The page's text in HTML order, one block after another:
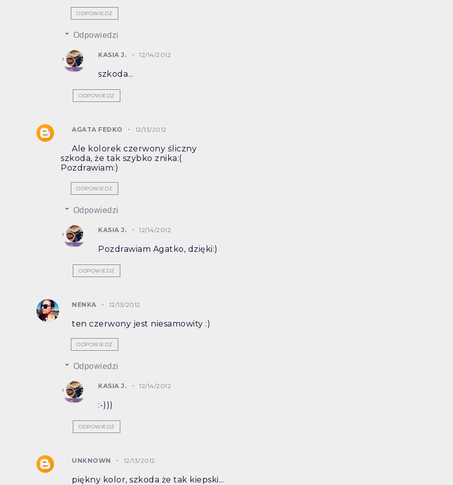
ODPOWIEDZ
Odpowiedzi
KASIA J. 12/14/2012
szkoda...
ODPOWIEDZ
AGATA FEDKO 12/13/2012
Ale kolorek czerwony śliczny
szkoda, że tak szybko znika:(
Pozdrawiam:)
ODPOWIEDZ
Odpowiedzi
KASIA J. 12/14/2012
Pozdrawiam Agatko, dzięki:)
ODPOWIEDZ
NENKA 12/13/2012
ten czerwony jest niesamowity :)
ODPOWIEDZ
Odpowiedzi
KASIA J. 12/14/2012
:-)))
ODPOWIEDZ
UNKNOWN 12/13/2012
piękny kolor, szkoda że tak kiepski...